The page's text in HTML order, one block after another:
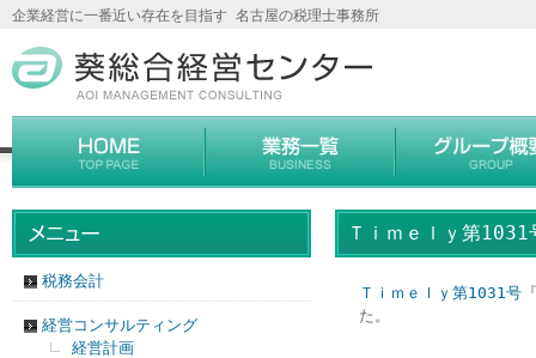
企業経営に一番近い存在を目指す 名古屋の税理士事務所
税務会計
経営コンサルティング
経営計画
Ｔｉｍｅｌｙ第1031
Ｔｉｍｅｌｙ第1031号
た。